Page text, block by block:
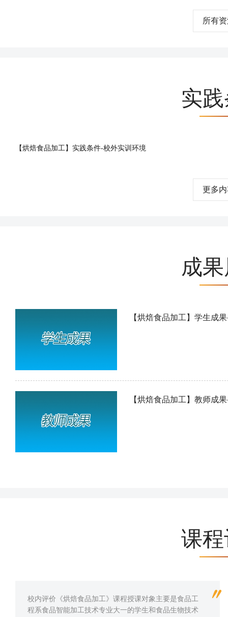
所有
实
【烘焙食品加工】实践条件-校外实训环境
更多
成
【烘焙食品加工】学生成
【烘焙食品加工】教师成
课
校内评价《烘焙食品加工》课程授课对象主要是食品工
程系食品智能加工技术专业大一的学生和食品生物技术